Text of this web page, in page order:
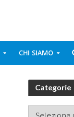
CHI SIAMO
Categorie